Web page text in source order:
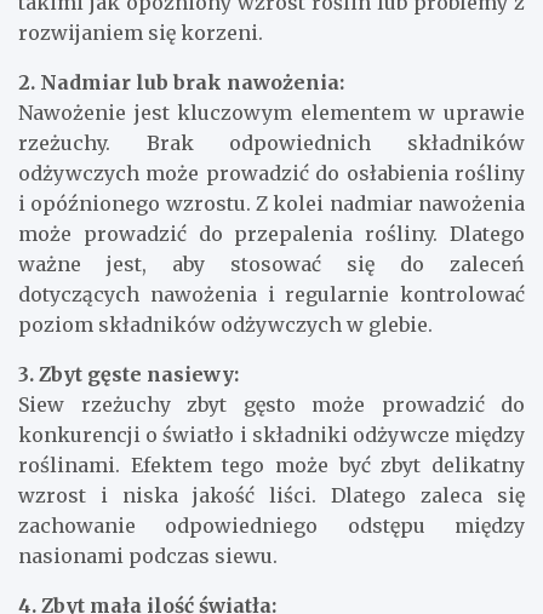
starej ziemi, możesz spotkać się z problemami,
takimi jak opóźniony wzrost roślin lub problemy z
rozwijaniem się korzeni.
2. Nadmiar lub brak nawożenia:
Nawożenie jest kluczowym elementem w uprawie
rzeżuchy. Brak odpowiednich składników
odżywczych może prowadzić do osłabienia rośliny
i opóźnionego wzrostu. Z kolei nadmiar nawożenia
może prowadzić do przepalenia rośliny. Dlatego
ważne jest, aby stosować się do zaleceń
dotyczących nawożenia i regularnie kontrolować
poziom składników odżywczych w glebie.
3. Zbyt gęste nasiewy:
Siew rzeżuchy zbyt gęsto może prowadzić do
konkurencji o światło i składniki odżywcze między
roślinami. Efektem tego może być zbyt delikatny
wzrost i niska jakość liści. Dlatego zaleca się
zachowanie odpowiedniego odstępu między
nasionami podczas siewu.